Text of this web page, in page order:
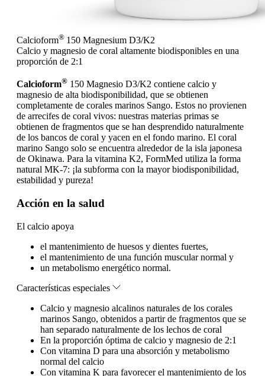
Calcioform® 150 Magnesium D3/K2
Calcio y magnesio de coral altamente biodisponibles en una
proporción de 2:1
Calcioform® 150 Magnesio D3/K2 contiene calcio y
magnesio de alta biodisponibilidad, que se obtienen
completamente de corales marinos Sango. Estos no provienen
de arrecifes de coral vivos: nuestras materias primas se
obtienen de fragmentos que se han desprendido naturalmente
de los bancos de coral y yacen en el fondo marino. El coral
marino Sango solo se encuentra alrededor de la isla japonesa
de Okinawa. Para la vitamina K2, FormMed utiliza la forma
natural MK-7: ¡la subforma con la mayor biodisponibilidad,
estabilidad y pureza!
Acción en la salud
El calcio apoya
el mantenimiento de huesos y dientes fuertes,
el mantenimiento de una función muscular normal y
un metabolismo energético normal.
Características especiales
Calcio y magnesio alcalinos naturales de los corales
marinos Sango, obtenidos a partir de fragmentos que se
han separado naturalmente de los lechos de coral
En la proporción óptima de calcio y magnesio de 2:1
Con vitamina D para una absorción y metabolismo
normal del calcio
Con vitamina K para favorecer el mantenimiento de los